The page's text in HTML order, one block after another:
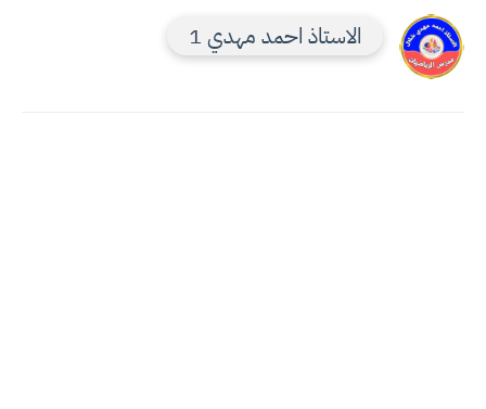
الاستاذ احمد مهدي 1